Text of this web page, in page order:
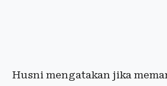
Husni mengatakan jika